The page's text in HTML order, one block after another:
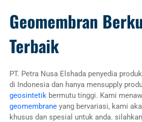
Geomembran
Terbaik
PT. Petra Nusa Elshada penyedia
di Indonesia dan hanya mensupply
geosintetikbermutu tinggi. Kami
geomembraneyang bervariasi, kami
khusus dan spesial untuk anda.